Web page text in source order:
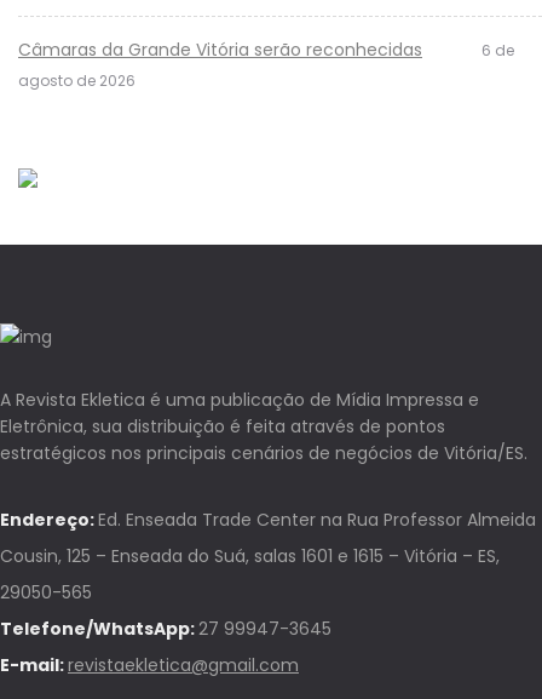
Câmaras da Grande Vitória serão reconhecidas
6 de
agosto de 2026
A Revista Ekletica é uma publicação de Mídia Impressa e
Eletrônica, sua distribuição é feita através de pontos
estratégicos nos principais cenários de negócios de Vitória/ES.
Endereço:Ed. Enseada Trade Center na Rua Professor Almeida
Cousin, 125 – Enseada do Suá, salas 1601 e 1615 – Vitória – ES,
29050-565
Telefone/WhatsApp:27 99947-3645
E-mail:revistaekletica@gmail.com